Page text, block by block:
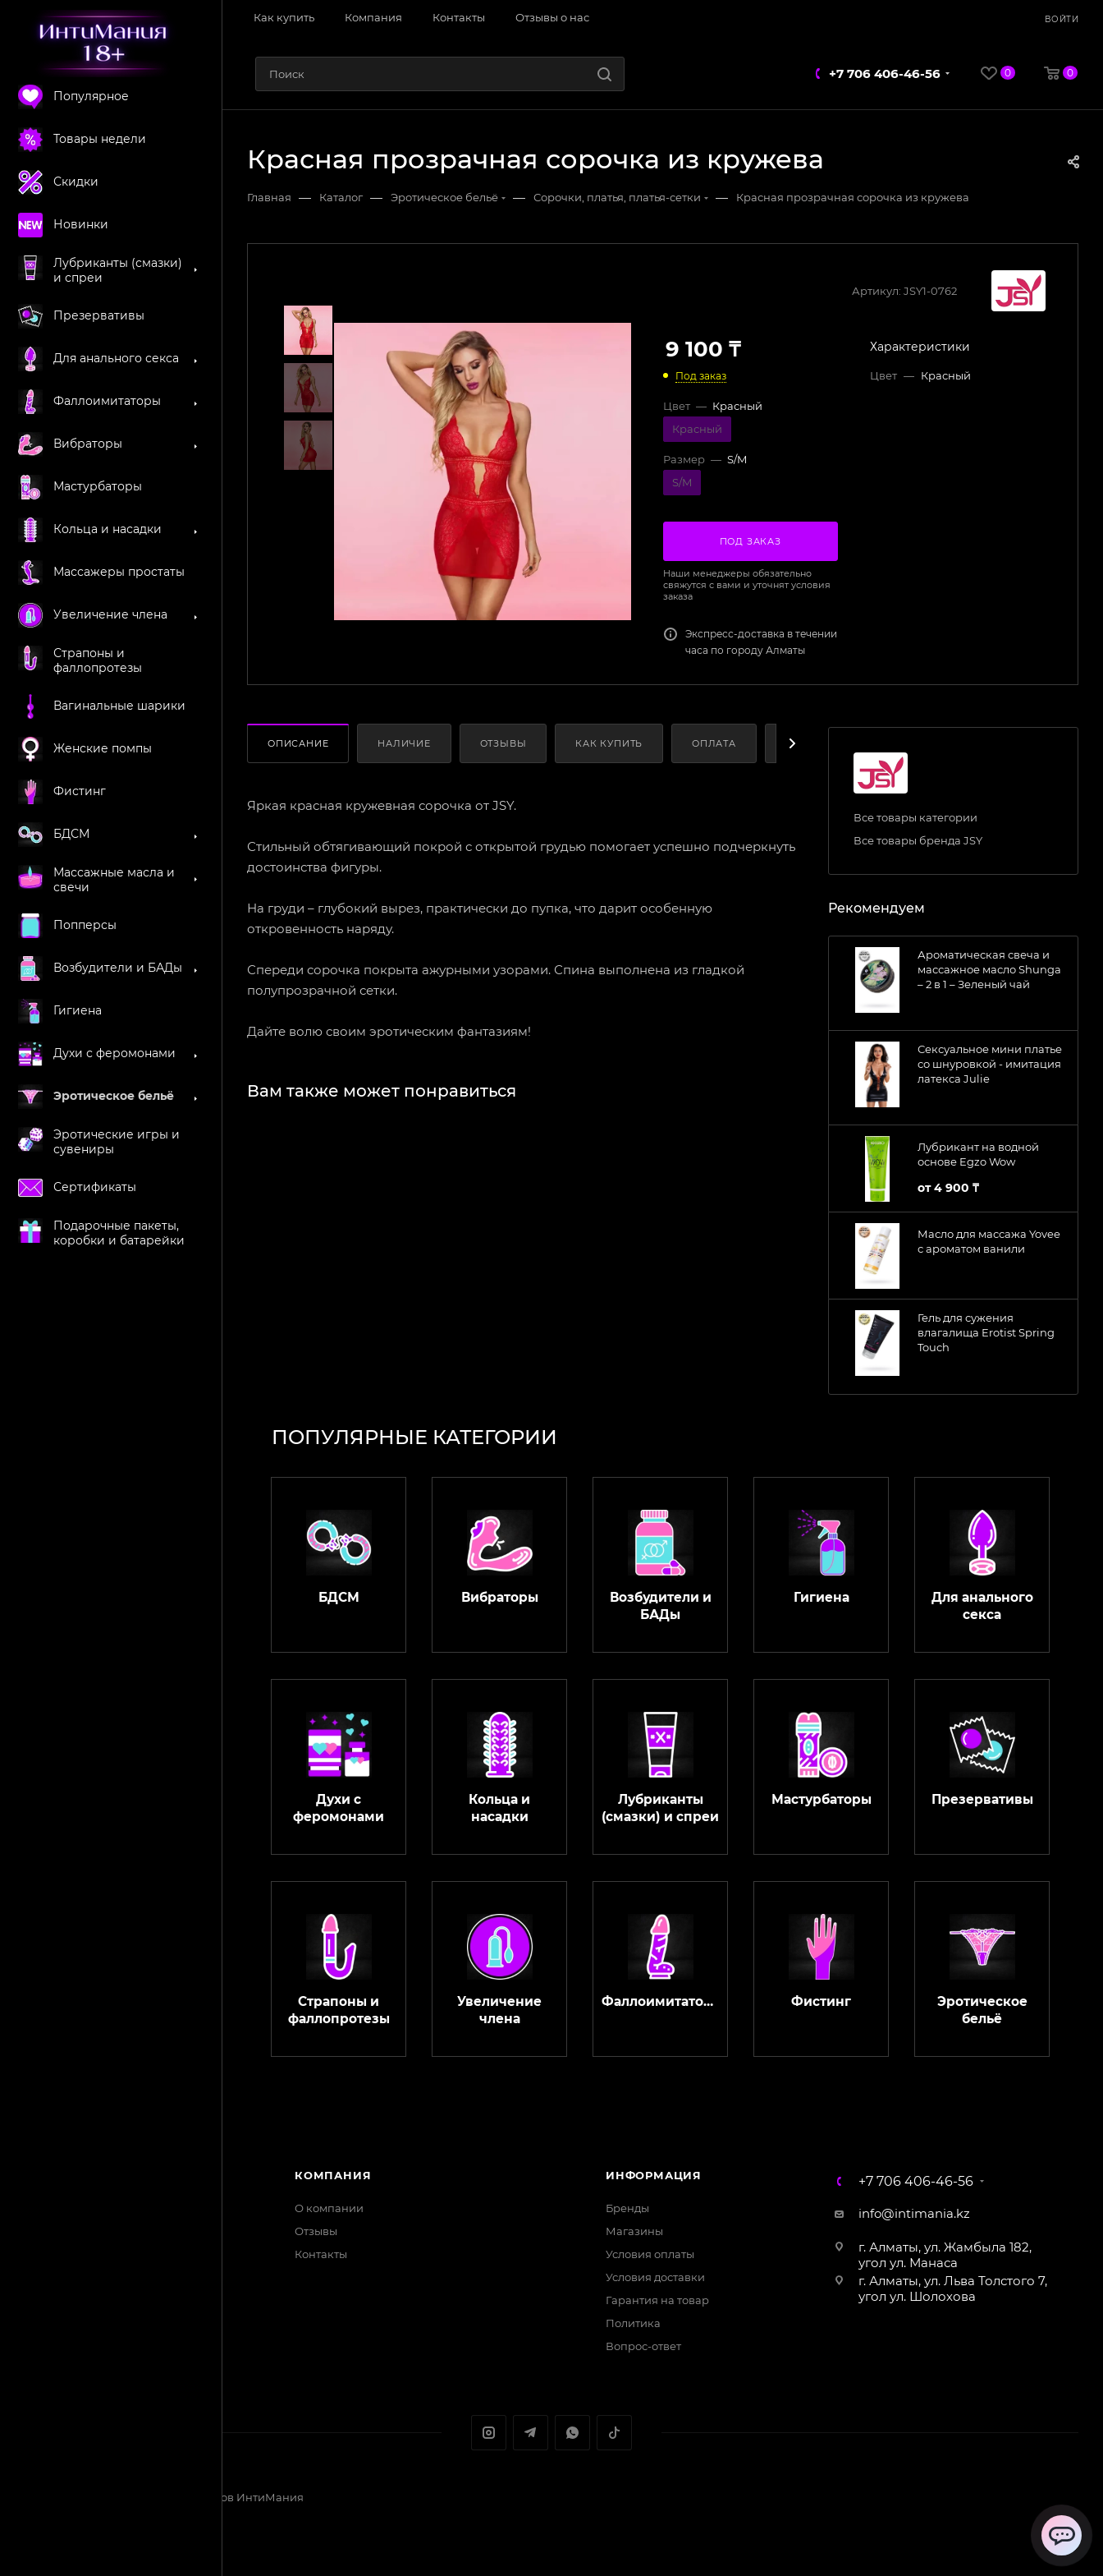
Как купить Компания Контакты Отзывы о нас ВОЙТИ
0 0
+7 706 406-46-56
Популярное
Товары недели
Скидки
Новинки
Лубриканты (смазки)
и спреи
Презервативы
Для анального секса
Фаллоимитаторы
Вибраторы
Мастурбаторы
Кольца и насадки
Массажеры простаты
Увеличение члена
Страпоны и
фаллопротезы
Вагинальные шарики
Женские помпы
Фистинг
БДСМ
Массажные масла и
свечи
Попперсы
Возбудители и БАДы
Гигиена
Духи с феромонами
Эротическое бельё
Эротические игры и
сувениры
Сертификаты
Подарочные пакеты,
коробки и батарейки
Красная прозрачная сорочка из кружева
Главная — Каталог — Эротическое бельё — Сорочки, платья, платья-сетки — Красная прозрачная сорочка из кружева
Артикул: JSY1-0762
9 100 ₸
Под заказ
Цвет — Красный
Красный
Размер — S/M
S/M
ПОД ЗАКАЗ
Наши менеджеры обязательно
свяжутся с вами и уточнят условия
заказа
Экспресс-доставка в течении
часа по городу Алматы
Характеристики
Цвет — Красный
ОПИСАНИЕ НАЛИЧИЕ ОТЗЫВЫ КАК КУПИТЬ ОПЛАТА ДОСТАВКА
Яркая красная кружевная сорочка от JSY.
Стильный обтягивающий покрой с открытой грудью помогает успешно подчеркнуть
достоинства фигуры.
На груди – глубокий вырез, практически до пупка, что дарит особенную
откровенность наряду.
Спереди сорочка покрыта ажурными узорами. Спина выполнена из гладкой
полупрозрачной сетки.
Дайте волю своим эротическим фантазиям!
Вам также может понравиться
Все товары категории
Все товары бренда JSY
Рекомендуем
Ароматическая свеча и
массажное масло Shunga
– 2 в 1 – Зеленый чай
Сексуальное мини платье
со шнуровкой - имитация
латекса Julie
Лубрикант на водной
основе Egzo Wow
от4 900 ₸
Масло для массажа Yovee
с ароматом ванили
Гель для сужения
влагалища Erotist Spring
Touch
ПОПУЛЯРНЫЕ КАТЕГОРИИ
БДСМ Вибраторы
Возбудители и
БАДы
Гигиена
Для анального
секса
Духи с
феромонами
Кольца и
насадки
Лубриканты
(смазки) и спреи
Мастурбаторы Презервативы
Страпоны и
фаллопротезы
Увеличение
члена
Фаллоимитаторы Фистинг
Эротическое
бельё
КОМПАНИЯ
О компании
Отзывы
Контакты
ИНФОРМАЦИЯ
Бренды
Магазины
Условия оплаты
Условия доставки
Гарантия на товар
Политика
Вопрос-ответ
+7 706 406-46-56
info@intimania.kz
г. Алматы, ул. Жамбыла 182,
угол ул. Манаса
г. Алматы, ул. Льва Толстого 7,
угол ул. Шолохова
2026 © Магазин эротических товаров ИнтиМания